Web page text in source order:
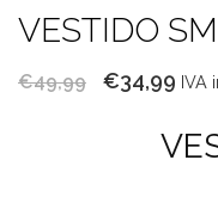
VESTIDO
€49,99
O
original
€34,99 O
IVA